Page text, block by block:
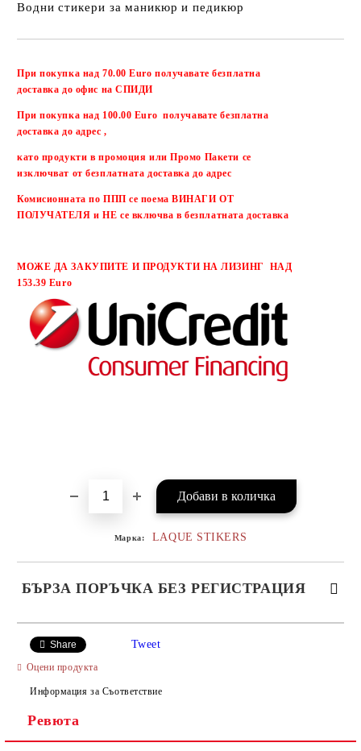
Водни стикери за маникюр и педикюр
При покупка над 70.00 Euro получавате безплатна
доставка до офис на СПИДИ
При покупка над 100.00 Euro получавате безплатна
доставка до адрес ,
като продукти в промоция или Промо Пакети се
изключват от безплатната доставка до адрес
Комисионната по ППП се поема ВИНАГИ ОТ
ПОЛУЧАТЕЛЯ и НЕ се включва в безплатната доставка
МОЖЕ ДА ЗАКУПИТЕ И ПРОДУКТИ НА ЛИЗИНГ НАД
153.39 Euro
Марка: LAQUE STIKERS
БЪРЗА ПОРЪЧКА БЕЗ РЕГИСТРАЦИЯ
Share Tweet
Оцени продукта
Информация за Съответствие
Ревюта